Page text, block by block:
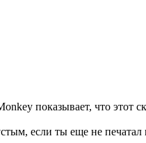
показывает, что этот
если ты еще не печатал